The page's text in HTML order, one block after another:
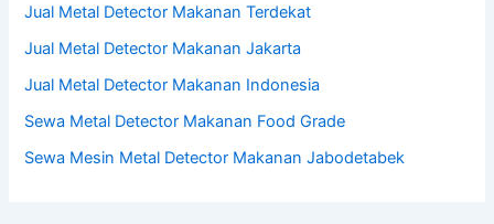
Jual Metal Detector Makanan Terdekat
Jual Metal Detector Makanan Jakarta
Jual Metal Detector Makanan Indonesia
Sewa Metal Detector Makanan Food Grade
Sewa Mesin Metal Detector Makanan Jabodetabek